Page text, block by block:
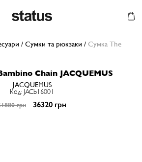
/ Сумки та рюкзаки / Сумка The
Chain JACQUEMUS
JACQUEMUS
Код: JACb16001
грн 36320 грн